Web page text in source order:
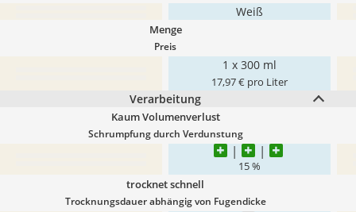
Weiß
Menge
Preis
1 x 300 ml
17,97 € pro Liter
Verarbeitung
Kaum Volumenverlust
Schrumpfung durch Verdunstung
15 %
trocknet schnell
Trocknungsdauer abhängig von Fugendicke